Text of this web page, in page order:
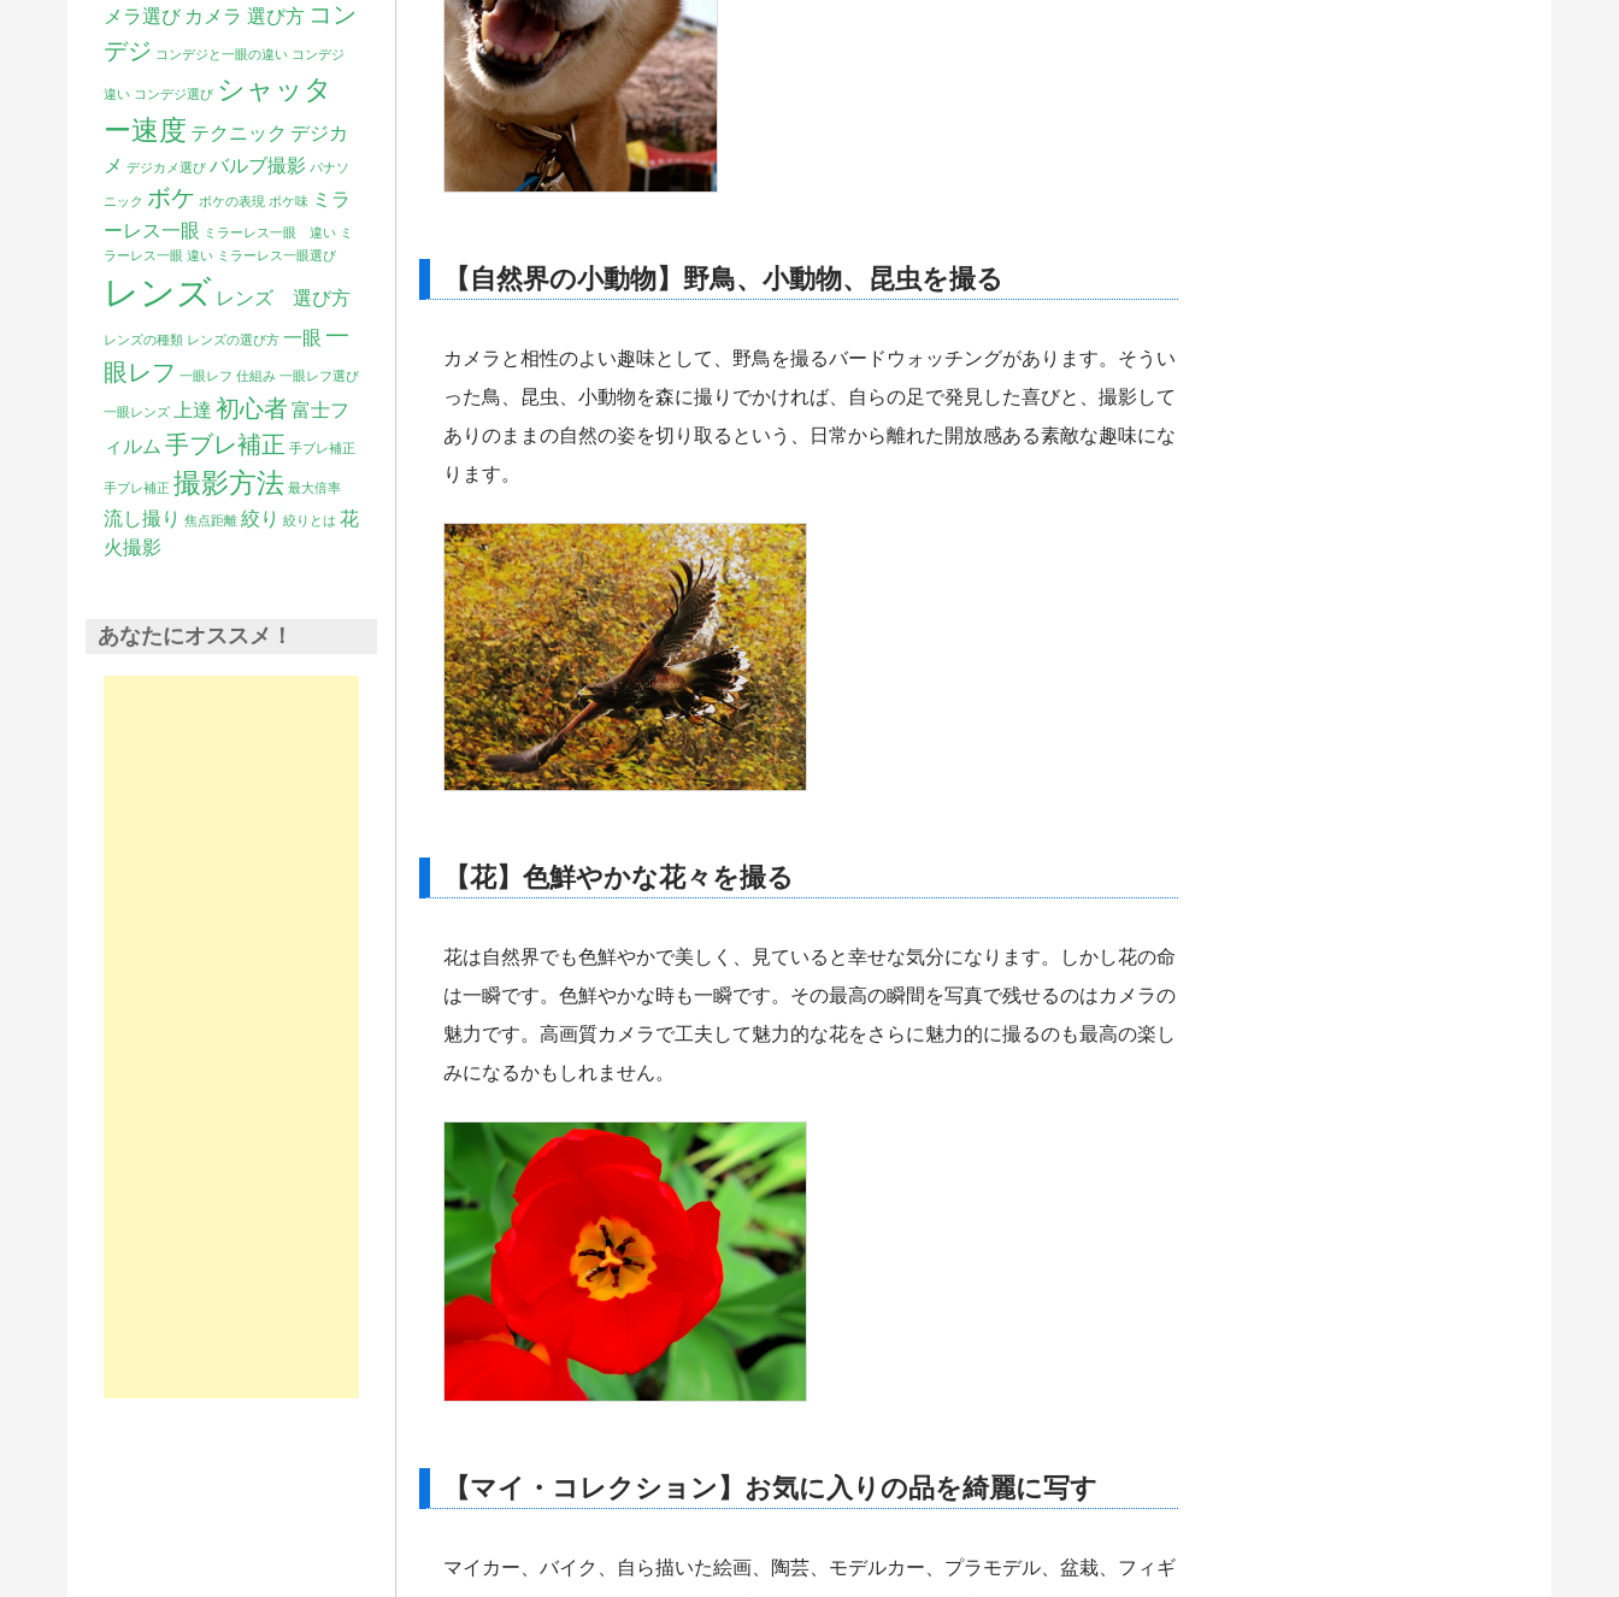
【自然界の小動物】野鳥、小動物、昆虫を撮る
カメラと相性のよい趣味として、野鳥を撮るバードウォッチングがあります。そうい
った鳥、昆虫、小動物を森に撮りでかければ、自らの足で発見した喜びと、撮影して
ありのままの自然の姿を切り取るという、日常から離れた開放感ある素敵な趣味にな
ります。
【花】色鮮やかな花々を撮る
花は自然界でも色鮮やかで美しく、見ていると幸せな気分になります。しかし花の命
は一瞬です。色鮮やかな時も一瞬です。その最高の瞬間を写真で残せるのはカメラの
魅力です。高画質カメラで工夫して魅力的な花をさらに魅力的に撮るのも最高の楽し
みになるかもしれません。
【マイ・コレクション】お気に入りの品を綺麗に写す
マイカー、バイク、自ら描いた絵画、陶芸、モデルカー、プラモデル、盆栽、フィギ
メラ選び カメラ 選び方 コン
デジ コンデジと一眼の違い コンデジ
違い コンデジ選び シャッタ
ー速度 テクニック デジカ
メ デジカメ選び バルブ撮影 パナソ
ニック ボケ ボケの表現 ボケ味 ミラ
ーレス一眼 ミラーレス一眼 違い ミ
ラーレス一眼 違い ミラーレス一眼選び
レンズ レンズ 選び方
レンズの種類 レンズの選び方 一眼 一
眼レフ 一眼レフ 仕組み 一眼レフ選び
一眼レンズ 上達 初心者 富士フ
ィルム 手ブレ補正 手ブレ補正
手ブレ補正 撮影方法 最大倍率
流し撮り 焦点距離 絞り 絞りとは 花
火撮影
あなたにオススメ！